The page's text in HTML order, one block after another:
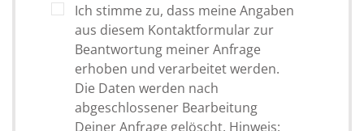
Ich stimme zu, dass meine Angaben
aus diesem Kontaktformular zur
Beantwortung meiner Anfrage
erhoben und verarbeitet werden.
Die Daten werden nach
abgeschlossener Bearbeitung
Deiner Anfrage gelöscht. Hinweis: